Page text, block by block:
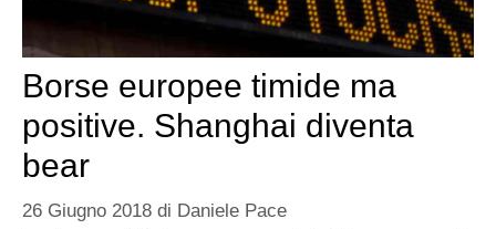
Borse europee timide ma
positive. Shanghai diventa
bear
26 Giugno 2018 di Daniele Pace